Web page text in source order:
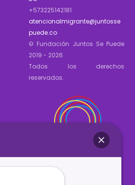
+573225142181
atencionalmigrante@juntosse
puede.co
© Fundación Juntos Se Puede
2019 - 2026
Todos los derechos
reservados.